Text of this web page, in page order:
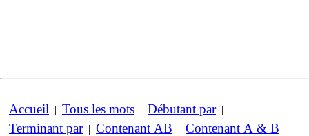
Accueil | Tous les mots | Débutant par|
Terminant par| Contenant AB | Contenant A & B |